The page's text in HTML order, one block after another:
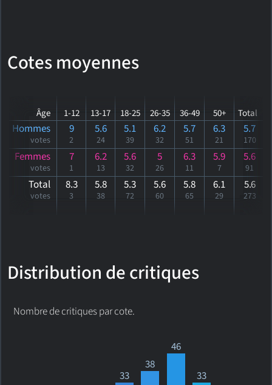
Cotes moyennes
Âge 1-12 13-17 18-25 26-35 36-49 50+ Total
Hommes
votes
9
2
5.6
24
5.1
39
6.2
32
5.7
51
6.3
21
5.7
170
Femmes
votes
7
1
6.2
13
5.6
32
5
26
6.3
11
5.9
7
5.6
91
Total
votes
8.3
3
5.8
38
5.3
72
5.6
60
5.8
65
6.1
29
5.6
273
Distribution de critiques
Nombre de critiques par cote.
33
38
46
33